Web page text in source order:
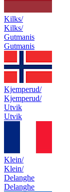
Kilks/
Kilks/
Gutmanis
Gutmanis
Kjemperud/
Kjemperud/
Utvik
Utvik
Klein/
Klein/
Delanghe
Delanghe